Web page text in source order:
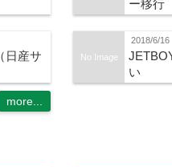
日産サ
more...
ー移行
No Image
2018/6/16
い